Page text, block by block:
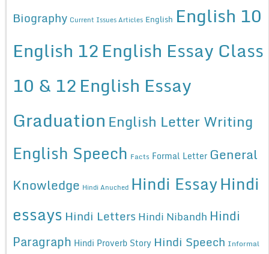
Biography Current Issues Articles English English 10
English 12English Essay Class
10 & 12English Essay
Graduation English Letter Writing
English Speech Facts Formal Letter General
Knowledge Hindi Anuched Hindi EssayHindi
essays Hindi Letters Hindi Nibandh Hindi
Paragraph Hindi Proverb Story Hindi Speech Informal